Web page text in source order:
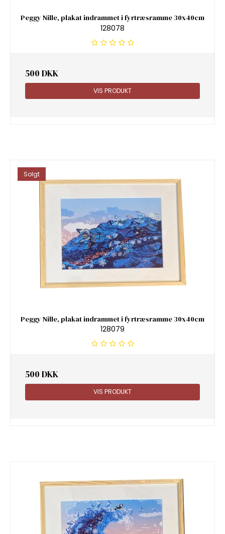
Peggy Nille, plakat indrammet i fyrtræsramme 30x40cm
128078
500 DKK
VIS PRODUKT
Solgt
Peggy Nille, plakat indrammet i fyrtræsramme 30x40cm
128079
500 DKK
VIS PRODUKT